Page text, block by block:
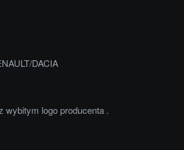
DACIA
wybitym logo producenta .